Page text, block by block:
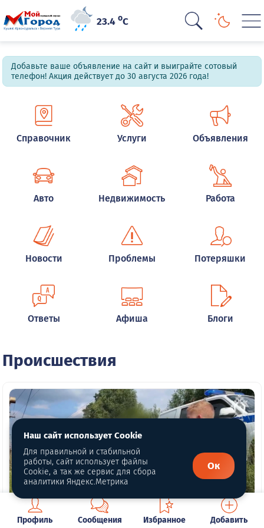
23.4oC
Добавьте ваше объявление на сайт и выиграйте сотовый
телефон! Акция действует до 30 августа 2026 года!
Справочник Услуги Объявления
Авто Недвижимость Работа
Новости Проблемы Потеряшки
Ответы Афиша Блоги
Происшествия
Профиль Сообщения Избранное Добавить
Наш сайт использует Cookie
Для правильной и стабильной
работы, сайт использует файлы
Cookie, а так же сервис для сбора
аналитики Яндекс.Метрика
Ок